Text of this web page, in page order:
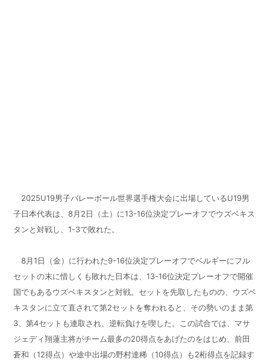
2025U19男子バレーボール世界選手権大会に出場しているU19男
子日本代表は、8月2日（土）に13-16位決定プレーオフでウズベキス
タンと対戦し、1-3で敗れた。
8月1日（金）に行われた9-16位決定プレーオフでベルギーにフル
セットの末に惜しくも敗れた日本は、13-16位決定プレーオフで開催
国でもあるウズベキスタンと対戦。セットを先取したものの、ウズベ
キスタンに立て直されて第2セットを奪われると、その勢いのまま第
3、第4セットも連取され、逆転負けを喫した。この試合では、マサ
ジェディ翔蓮主将がチーム最多の20得点をあげたのをはじめ、前田
蒼和（12得点）や途中出場の野村達稀（10得点）も2桁得点を記録す